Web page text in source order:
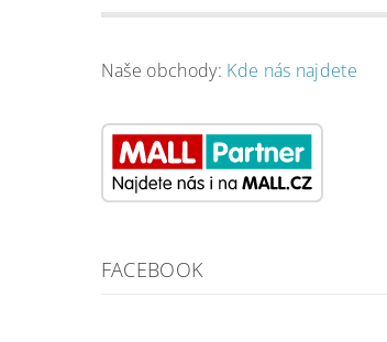
Naše obchody: Kde nás najdete
FACEBOOK